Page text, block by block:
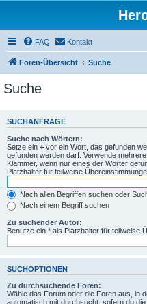
FAQ Kontakt
Foren-Übersicht Suche
Suche
SUCHANFRAGE
Suche nach Wörtern:
Setze ein + vor ein Wort, das gefunden
gefunden werden darf. Verwende
Klammer, wenn nur eines der Wörter
Platzhalter für teilweise
Nach allen Begriffen suchen oder
Nach einem Begriff suchen
Zu suchender Autor:
Benutze ein * als Platzhalter für teilweise
SUCHOPTIONEN
Zu durchsuchende Foren:
Wähle das Forum oder die Foren aus, in
automatisch mit durchsucht, sofern du